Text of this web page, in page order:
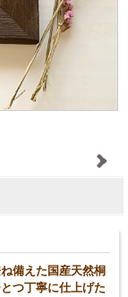
備えた国産天然桐
つ丁寧に仕上げた